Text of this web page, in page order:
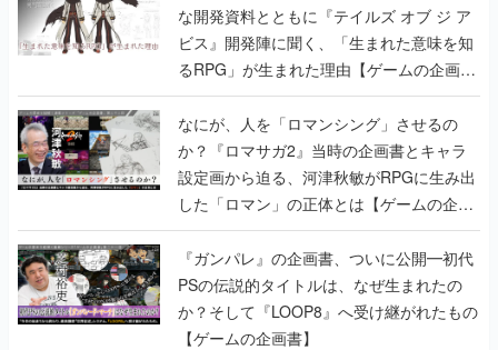
な開発資料とともに『テイルズ オブ ジ ア
ビス』開発陣に聞く、「生まれた意味を知
るRPG」が生まれた理由【ゲームの企画
書】
なにが、人を「ロマンシング」させるの
か？『ロマサガ2』当時の企画書とキャラ
設定画から迫る、河津秋敏がRPGに生み出
した「ロマン」の正体とは【ゲームの企画
書】
『ガンパレ』の企画書、ついに公開━初代
PSの伝説的タイトルは、なぜ生まれたの
か？そして『LOOP8』へ受け継がれたもの
【ゲームの企画書】